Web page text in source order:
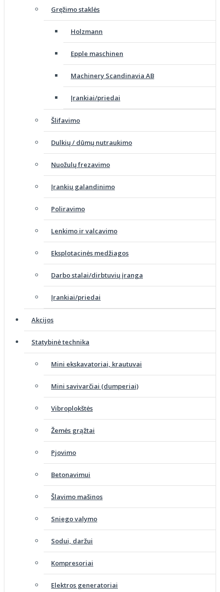
Gręžimo staklės
Holzmann
Epple maschinen
Machinery Scandinavia AB
Įrankiai/priedai
Šlifavimo
Dulkių / dūmų nutraukimo
Nuožulų frezavimo
Įrankių galandinimo
Poliravimo
Lenkimo ir valcavimo
Eksplotacinės medžiagos
Darbo stalai/dirbtuvių įranga
Įrankiai/priedai
Akcijos
Statybinė technika
Mini ekskavatoriai, krautuvai
Mini savivarčiai (dumperiai)
Vibroplokštės
Žemės grąžtai
Pjovimo
Betonavimui
Šlavimo mašinos
Sniego valymo
Sodui, daržui
Kompresoriai
Elektros generatoriai